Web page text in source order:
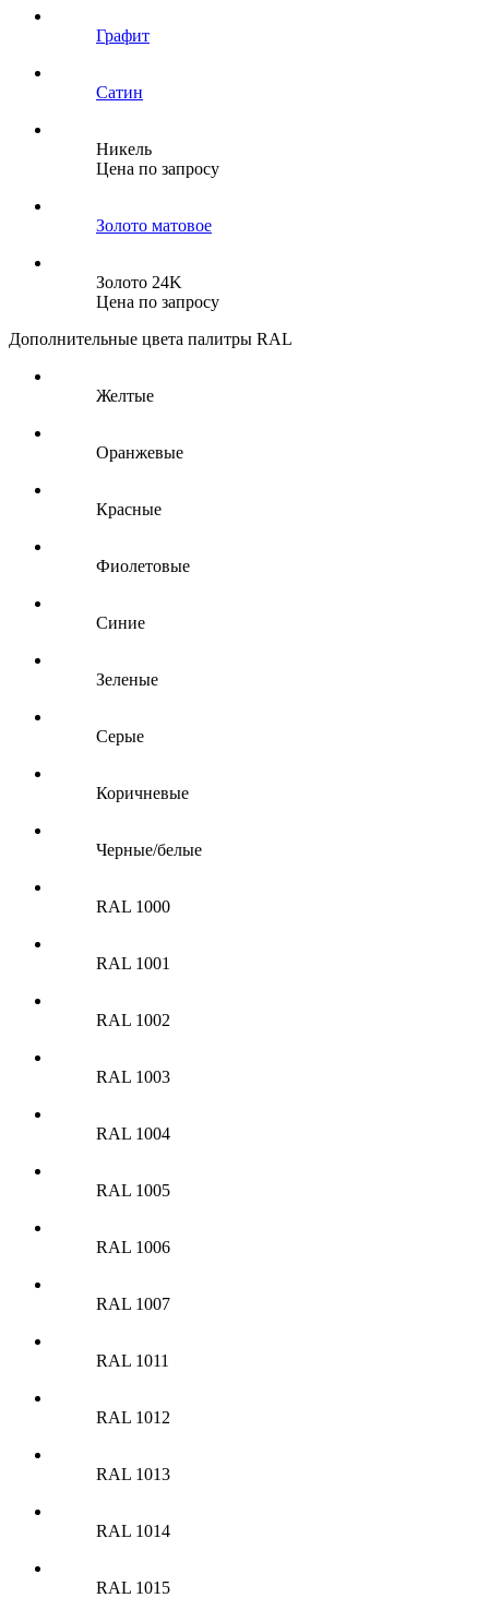
Графит
Сатин
Никель
Цена по запросу
Золото матовое
Золото 24K
Цена по запросу
Дополнительные цвета палитры RAL
Желтые
Оранжевые
Красные
Фиолетовые
Синие
Зеленые
Серые
Коричневые
Черные/белые
RAL 1000
RAL 1001
RAL 1002
RAL 1003
RAL 1004
RAL 1005
RAL 1006
RAL 1007
RAL 1011
RAL 1012
RAL 1013
RAL 1014
RAL 1015